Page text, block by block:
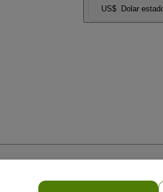
US$ Dolar
y de laPolítica de Privacidad para